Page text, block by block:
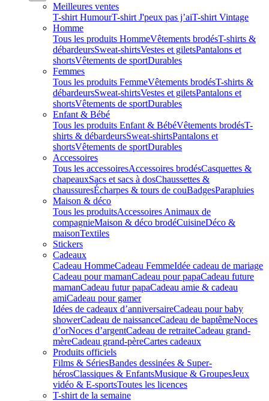
Meilleures ventes
T-shirt HumourT-shirt J'peux pas j’aiT-shirt Vintage
Homme
Tous les produits HommeVêtements brodésT-shirts &
débardeursSweat-shirtsVestes et giletsPantalons et
shortsVêtements de sportDurables
Femmes
Tous les produits FemmeVêtements brodésT-shirts &
débardeursSweat-shirtsVestes et giletsPantalons et
shortsVêtements de sportDurables
Enfant & Bébé
Tous les produits Enfant & BébéVêtements brodésT-
shirts & débardeursSweat-shirtsPantalons et
shortsVêtements de sportDurables
Accessoires
Tous les accessoiresAccessoires brodésCasquettes &
chapeauxSacs et sacs à dosChaussettes &
chaussuresÉcharpes & tours de couBadgesParapluies
Maison & déco
Tous les produitsAccessoires Animaux de
compagnieMaison & déco brodéCuisineDéco &
maisonTextiles
Stickers
Cadeaux
Cadeau HommeCadeau FemmeIdée cadeau de mariage​
Cadeau pour mamanCadeau pour papaCadeau future
mamanCadeau futur papaCadeau amie & cadeau
amiCadeau pour gamer
Idées de cadeaux d’anniversaireCadeau pour baby
showerCadeau de naissanceCadeau de baptêmeNoces
d’orNoces d’argentCadeau de retraiteCadeau grand-
mèreCadeau grand-pèreCartes cadeaux
Produits officiels
Films & SériesBandes dessinées & Super-
hérosClassiques & EnfantsMusique & GroupesJeux
vidéo & E-sportsToutes les licences
T-shirt de la semaine